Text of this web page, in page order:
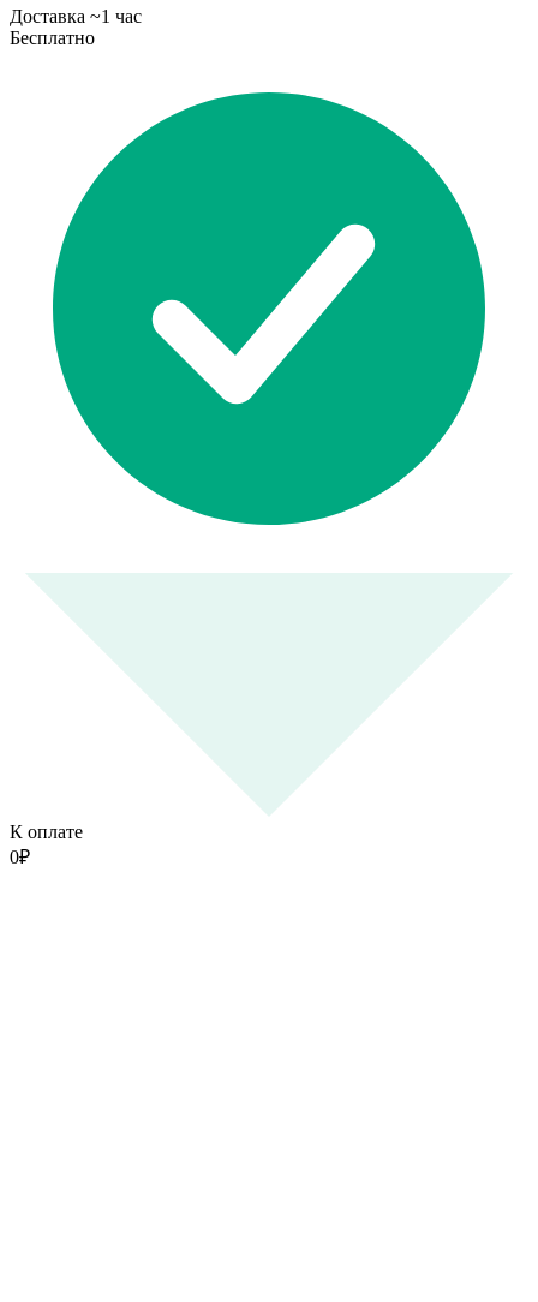
Доставка ~1 час
Бесплатно
К оплате
0₽